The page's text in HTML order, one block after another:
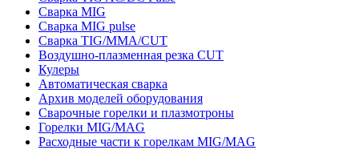
Сварка MIG
Сварка MIG pulse
Сварка TIG/MMA/CUT
Воздушно-плазменная резка CUT
Кулеры
Автоматическая сварка
Архив моделей оборудования
Сварочные горелки и плазмотроны
Горелки MIG/MAG
Расходные части к горелкам MIG/MAG